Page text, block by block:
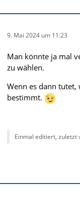
9. Mai 2024 um 11:23
Man könnte ja mal
zu wählen.
Wenn es dann tutet,
bestimmt.
Einmal editiert, zuletzt